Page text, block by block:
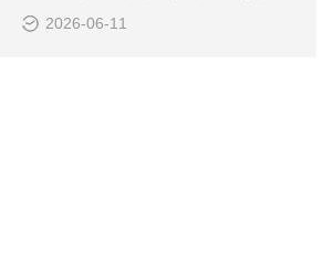
2026-06-11